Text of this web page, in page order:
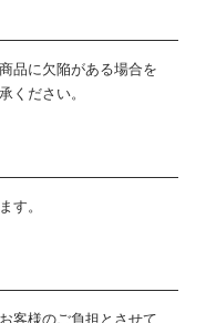
品に欠陥がある場合を
ください。
す。
客様のご負担とさせて